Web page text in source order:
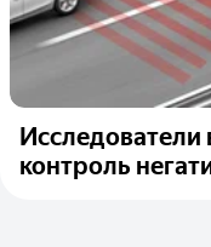
Исследователи
контроль